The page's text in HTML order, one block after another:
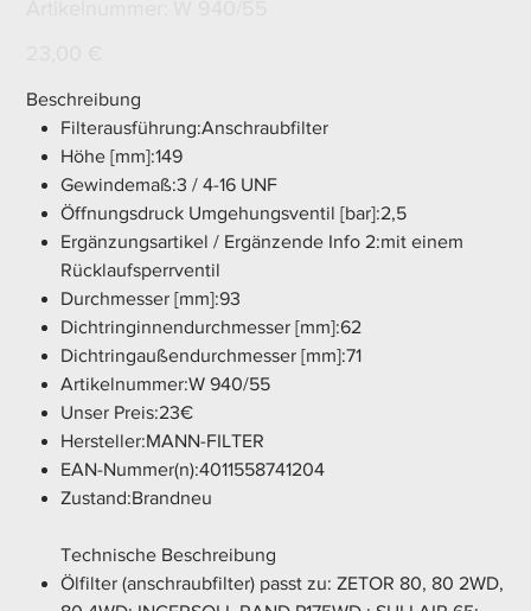
Beschreibung
Filterausführung:Anschraubfilter
Höhe [mm]:149
Gewindemaß:3 / 4-16 UNF
Öffnungsdruck Umgehungsventil [bar]:2,5
Ergänzungsartikel / Ergänzende Info 2:mit einem
Rücklaufsperrventil
Durchmesser [mm]:93
Dichtringinnendurchmesser [mm]:62
Dichtringaußendurchmesser [mm]:71
Artikelnummer:W 940/55
Unser Preis:23€
Hersteller:MANN-FILTER
EAN-Nummer(n):4011558741204
Zustand:Brandneu
Technische Beschreibung
Ölfilter (anschraubfilter) passt zu: ZETOR 80, 80 2WD,